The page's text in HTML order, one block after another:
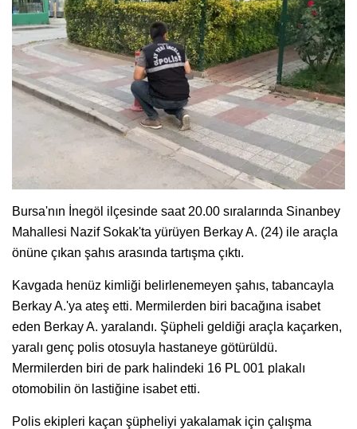
Bursa'nın İnegöl ilçesinde saat 20.00 sıralarında Sinanbey
Mahallesi Nazif Sokak'ta yürüyen Berkay A. (24) ile araçla
önüne çıkan şahıs arasında tartışma çıktı.
Kavgada henüz kimliği belirlenemeyen şahıs, tabancayla
Berkay A.'ya ateş etti. Mermilerden biri bacağına isabet
eden Berkay A. yaralandı. Şüpheli geldiği araçla kaçarken,
yaralı genç polis otosuyla hastaneye götürüldü.
Mermilerden biri de park halindeki 16 PL 001 plakalı
otomobilin ön lastiğine isabet etti.
Polis ekipleri kaçan şüpheliyi yakalamak için çalışma